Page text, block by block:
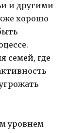
и другими
хорошо
семей, где
уровнем